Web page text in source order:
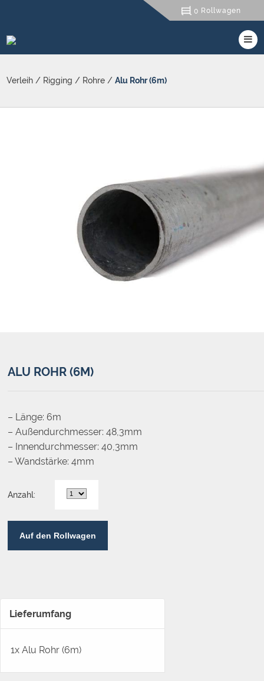
0 Rollwagen
Verleih / Rigging / Rohre /Alu Rohr (6m)
ALU ROHR (6M)
– Länge: 6m
– Außendurchmesser: 48,3mm
– Innendurchmesser: 40,3mm
– Wandstärke: 4mm
Anzahl:
Auf den Rollwagen
Lieferumfang
1x Alu Rohr (6m)